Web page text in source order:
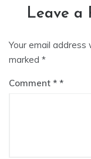
Leave a
Your email address
marked *
Comment *